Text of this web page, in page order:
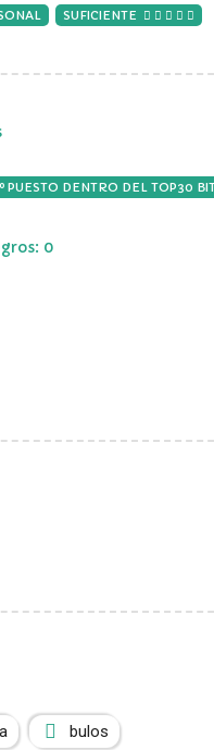
SUFICIENTE
PUESTO DENTRO DEL TOP30
0
bulos